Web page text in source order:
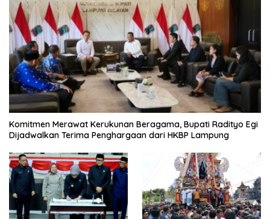
Komitmen Merawat Kerukunan Beragama, Bupati Radityo Egi
Dijadwalkan Terima Penghargaan dari HKBP Lampung